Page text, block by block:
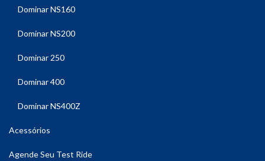
Dominar NS160
Dominar NS200
Dominar 250
Dominar 400
Dominar NS400Z
Acessórios
Agende Seu Test Ride